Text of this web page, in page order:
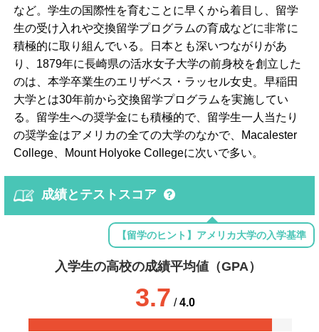
など。学生の国際性を育むことに早くから着目し、留学
生の受け入れや交換留学プログラムの育成などに非常に
積極的に取り組んでいる。日本とも深いつながりがあ
り、1879年に長崎県の活水女子大学の前身校を創立した
のは、本学卒業生のエリザベス・ラッセル女史。早稲田
大学とは30年前から交換留学プログラムを実施してい
る。留学生への奨学金にも積極的で、留学生一人当たり
の奨学金はアメリカの全ての大学のなかで、Macalester
College、Mount Holyoke Collegeに次いで多い。
成績とテストスコア
【留学のヒント】アメリカ大学の入学基準
入学生の高校の成績平均値（GPA）
3.7 /4.0